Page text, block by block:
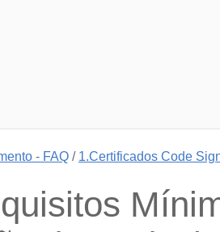
- FAQ / 1.Certificados Code